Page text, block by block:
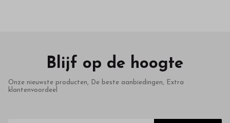
Blijf op de hoogte
Onze nieuwste producten, De beste aanbiedingen, Extra
klantenvoordeel